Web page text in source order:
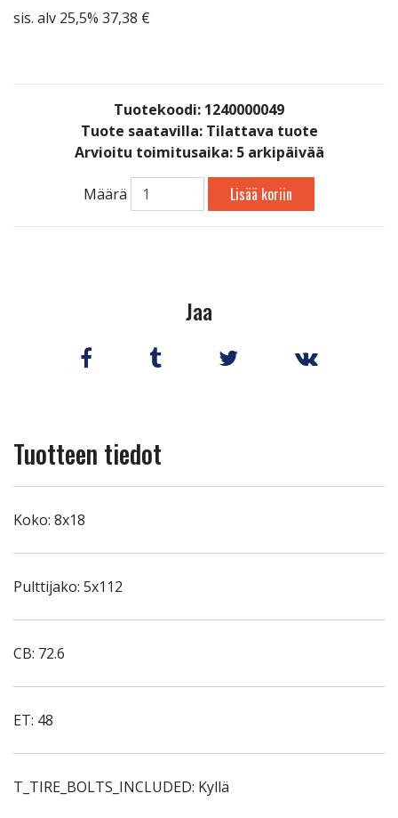
sis. alv 25,5% 37,38 €
Tuotekoodi: 1240000049
Tuote saatavilla: Tilattava tuote
Arvioitu toimitusaika: 5 arkipäivää
Määrä Lisää koriin
Jaa
Tuotteen tiedot
Koko: 8x18
Pulttijako: 5x112
CB: 72.6
ET: 48
T_TIRE_BOLTS_INCLUDED: Kyllä